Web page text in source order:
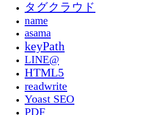
タグクラウド
name
asama
keyPath
LINE@
HTML5
readwrite
Yoast SEO
PDF